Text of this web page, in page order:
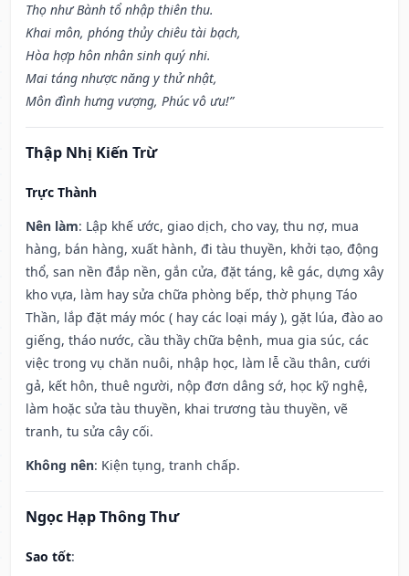
Thọ như Bành tổ nhập thiên thu.
Khai môn, phóng thủy chiêu tài bạch,
Hòa hợp hôn nhân sinh quý nhi.
Mai táng nhược năng y thử nhật,
Môn đình hưng vượng, Phúc vô ưu!”
Thập Nhị Kiến Trừ
Trực Thành
Nên làm: Lập khế ước, giao dịch, cho vay, thu nợ, mua
hàng, bán hàng, xuất hành, đi tàu thuyền, khởi tạo, động
thổ, san nền đắp nền, gắn cửa, đặt táng, kê gác, dựng xây
kho vựa, làm hay sửa chữa phòng bếp, thờ phụng Táo
Thần, lắp đặt máy móc ( hay các loại máy ), gặt lúa, đào ao
giếng, tháo nước, cầu thầy chữa bệnh, mua gia súc, các
việc trong vụ chăn nuôi, nhập học, làm lễ cầu thân, cưới
gả, kết hôn, thuê người, nộp đơn dâng sớ, học kỹ nghệ,
làm hoặc sửa tàu thuyền, khai trương tàu thuyền, vẽ
tranh, tu sửa cây cối.
Không nên: Kiện tụng, tranh chấp.
Ngọc Hạp Thông Thư
Sao tốt: